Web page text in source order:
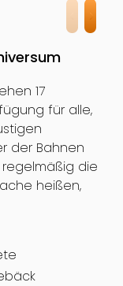
17
für alle,
der Bahnen
die
heißen,